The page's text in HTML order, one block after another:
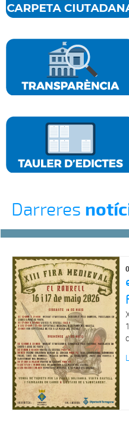
Darreres